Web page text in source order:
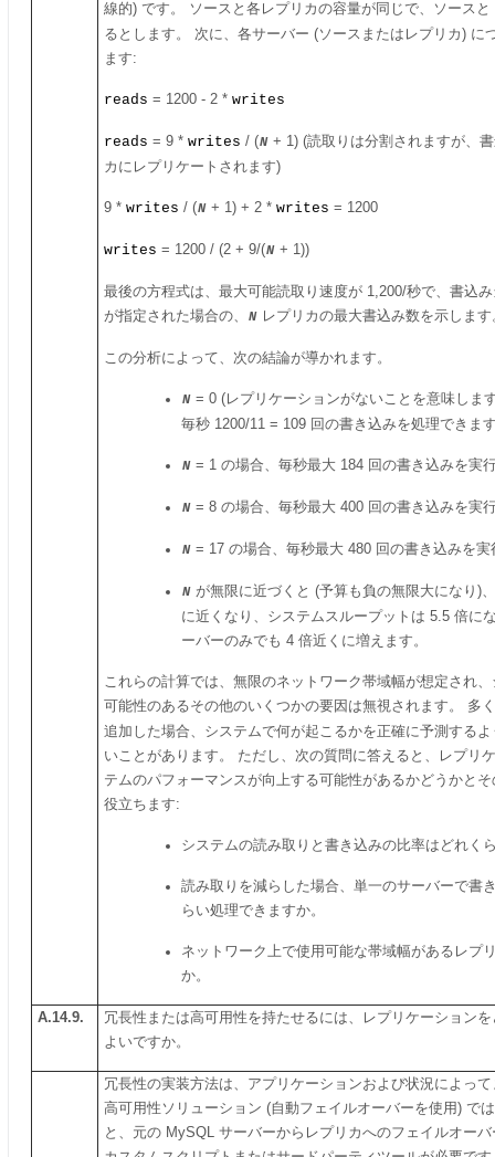
線的) です。 ソースと各レプリカの容量が同じで、ソースと
るとします。 次に、各サーバー (ソースまたはレプリカ) に
ます:
reads = 1200 - 2 * writes
reads = 9 * writes / (N + 1) (読取りは分割されますが、
カにレプリケートされます)
9 * writes / (N + 1) + 2 * writes = 1200
writes = 1200 / (2 + 9/(N + 1))
最後の方程式は、最大可能読取り速度が 1,200/秒で、書込
が指定された場合の、 N レプリカの最大書込み数を示します
この分析によって、次の結論が導かれます。
N = 0 (レプリケーションがないことを意味しま
毎秒 1200/11 = 109 回の書き込みを処理できま
N = 1 の場合、毎秒最大 184 回の書き込みを実
N = 8 の場合、毎秒最大 400 回の書き込みを実
N = 17 の場合、毎秒最大 480 回の書き込みを実
N が無限に近づくと (予算も負の無限大になり)
に近くなり、システムスループットは 5.5 倍に
ーバーのみでも 4 倍近くに増えます。
これらの計算では、無限のネットワーク帯域幅が想定され
可能性のあるその他のいくつかの要因は無視されます。 多
追加した場合、システムで何が起こるかを正確に予測する
いことがあります。 ただし、次の質問に答えると、レプリ
テムのパフォーマンスが向上する可能性があるかどうかと
役立ちます:
システムの読み取りと書き込みの比率はどれく
読み取りを減らした場合、単一のサーバーで書
らい処理できますか。
ネットワーク上で使用可能な帯域幅があるレプ
か。
A.14.9.
冗長性または高可用性を持たせるには、レプリケーション
よいですか。
冗長性の実装方法は、アプリケーションおよび状況によっ
高可用性ソリューション (自動フェイルオーバーを使用) で
と、元の MySQL サーバーからレプリカへのフェイルオー